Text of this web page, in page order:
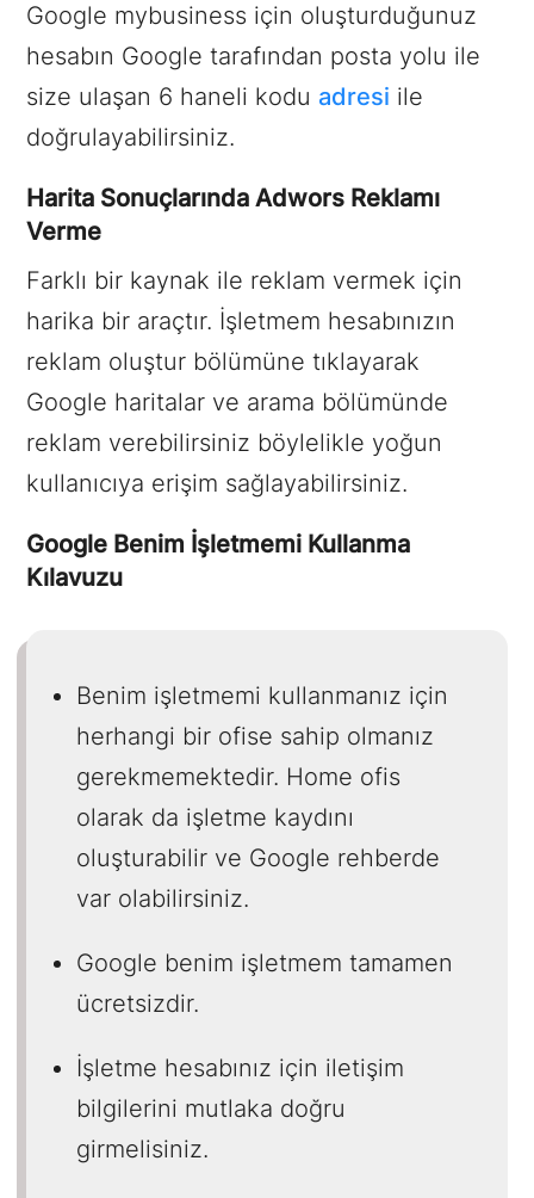
Google mybusiness için oluşturduğunuz
hesabın Google tarafından posta yolu ile
size ulaşan 6 haneli kodu adresi ile
doğrulayabilirsiniz.
Harita Sonuçlarında Adwors Reklamı
Verme
Farklı bir kaynak ile reklam vermek için
harika bir araçtır. İşletmem hesabınızın
reklam oluştur bölümüne tıklayarak
Google haritalar ve arama bölümünde
reklam verebilirsiniz böylelikle yoğun
kullanıcıya erişim sağlayabilirsiniz.
Google Benim İşletmemi Kullanma
Kılavuzu
Benim işletmemi kullanmanız için
herhangi bir ofise sahip olmanız
gerekmemektedir. Home ofis
olarak da işletme kaydını
oluşturabilir ve Google rehberde
var olabilirsiniz.
Google benim işletmem tamamen
ücretsizdir.
İşletme hesabınız için iletişim
bilgilerini mutlaka doğru
girmelisiniz.